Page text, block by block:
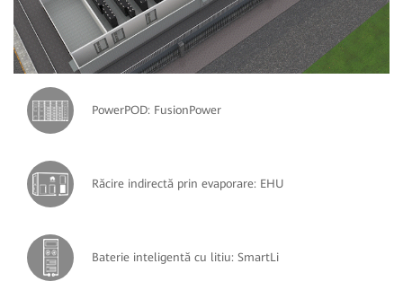
PowerPOD: FusionPower
Răcire indirectă prin evaporare: EHU
Baterie inteligentă cu litiu: SmartLi